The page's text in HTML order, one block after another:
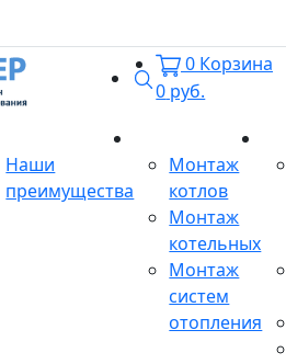
Поиск
0 Корзина
0 руб.
Наши
преимущества
Монтаж
котлов
Монтаж
котельных
Монтаж
систем
отопления